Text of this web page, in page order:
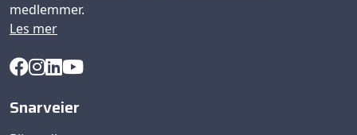
medlemmer.
Les mer
Snarveier